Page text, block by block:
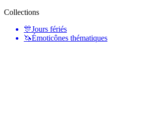
Collections
🎊Jours fériés
🦄Émoticônes thématiques